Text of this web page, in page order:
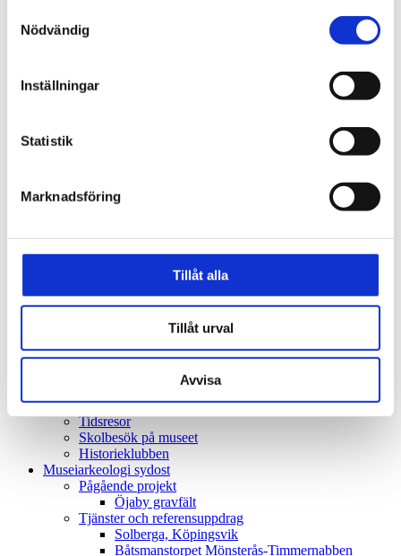
Nödvändig
Inställningar
Statistik
Marknadsföring
Tillåt alla
Tillåt urval
Avvisa
Sök i samlingarna
Vår mat och filosofi
Jenny Nyströms julbord
Barnvänligt
Mat & event
Skola & unga
Skolprogram inom KLaB
Tidsresor
Skolbesök på museet
Historieklubben
Museiarkeologi sydost
Pågående projekt
Öjaby gravfält
Tjänster och referensuppdrag
Solberga, Köpingsvik
Båtsmanstorpet Mönsterås-Timmernabben